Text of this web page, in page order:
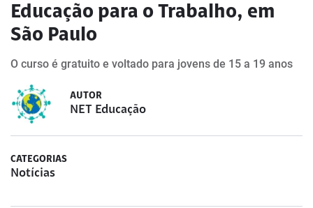
Educação para o Trabalho, em
São Paulo
O curso é gratuito e voltado para jovens de 15 a 19 anos
AUTOR
NET Educação
CATEGORIAS
Notícias